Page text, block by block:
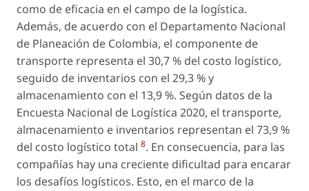
como de eficacia en el campo de la logística.
Además, de acuerdo con el Departamento Nacional
de Planeación de Colombia, el componente de
transporte representa el 30,7 % del costo logístico,
seguido de inventarios con el 29,3 % y
almacenamiento con el 13,9 %. Según datos de la
Encuesta Nacional de Logística 2020, el transporte,
almacenamiento e inventarios representan el 73,9 %
del costo logístico total 8. En consecuencia, para las
compañías hay una creciente dificultad para encarar
los desafíos logísticos. Esto, en el marco de la